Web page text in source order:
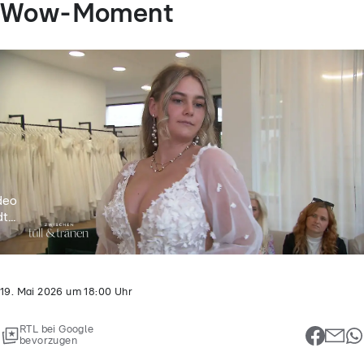
Wow-Moment
19. Mai 2026 um 18:00 Uhr
RTL bei Google
bevorzugen